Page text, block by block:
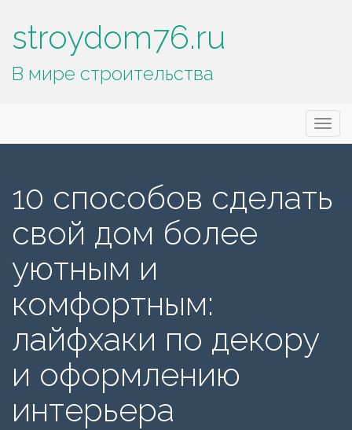
stroydom76.ru
В мире строительства
меню
10 способов сделать
свой дом более
уютным и
комфортным:
лайфхаки по декору
и оформлению
интерьера